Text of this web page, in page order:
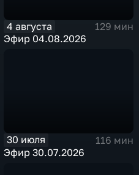
4 августа
129 мин
Эфир 04.08.2026
30 июля
116 мин
Эфир 30.07.2026